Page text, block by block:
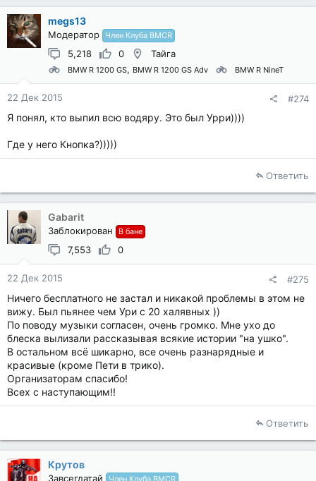
megs13
Модератор Член Клуба BMCR
5,218 0 Тайга
BMW R 1200 GS BMW R 1200 GS Adv BMW R NineT
22 Дек 2015 #274
Я понял, кто выпил всю водяру. Это был Урри))))
Где у него Кнопка?)))))
Ответить
Gabarit
Заблокирован В бане
7,553 0
22 Дек 2015 #275
Ничего бесплатного не застал и никакой проблемы в этом не
вижу. Был пьянее чем Ури с 20 халявных ))
По поводу музыки согласен, очень громко. Мне ухо до
блеска вылизали рассказывая всякие истории "на ушко".
В остальном всё шикарно, все очень разнарядные и
красивые (кроме Пети в трико).
Организаторам спасибо!
Всех с наступающим!!
Ответить
Крутов
Завсегдатай Член Клуба BMCR